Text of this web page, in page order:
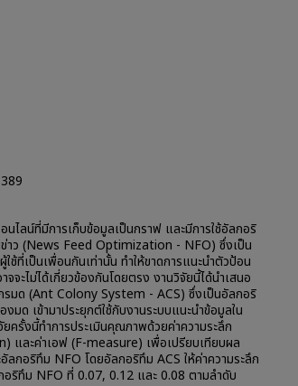
นไลน์ที่มีการเก็บข้อมูลเป็นกราฟ และมีการใช้อัลกอริ
ข่าว (News Feed Optimization - NFO) ซึ่งเป็น
ช้ที่เป็นเพื่อนกันเท่านั้น ทำให้ขาดการแนะนำตัวป้อน
จะไม่ได้เกี่ยวข้องกันโดยตรง งานวิจัยนี้ได้นำเสนอ
รมด (Ant Colony System - ACS) ซึ่งเป็นอัลกอริ
มด เข้ามาประยุกต์ใช้กับงานระบบแนะนำข้อมูลใน
ครั้งนี้ทำการประเมินคุณภาพด้วยค่าความระลึก
และค่าเอฟ (F-measure) เพื่อเปรียบเทียบผล
ลกอริทึม NFO โดยอัลกอริทึม ACS ให้ค่าความระลึก
อริทึม NFO ที่ 0.07, 0.12 และ 0.08 ตามลำดับ